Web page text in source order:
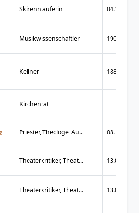
Skirennläuferin 04.10.1940
Musikwissenschaftler 1901
Kellner 1889
Kirchenrat
Priester, Theologe, Au... 08.11.1931
Theaterkritiker, Theat... 13.04.1907
Theaterkritiker, Theat... 13.04.1907